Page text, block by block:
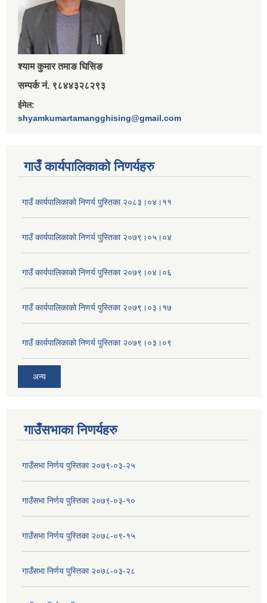
श्‍याम कुमार तमाङ घिसिङ
सम्पर्क नं. ९८४४३२८२९३
ईमेल:
shyamkumartamangghising@gmail.com
गाउँ कार्यपालिकाकाे निणर्यहरु
गाउँ कार्यपालिकाको निणर्य पुस्तिका २०८३।०४।११
गाउँ कार्यपालिकाको निणर्य पुस्तिका २०७९।०५।०४
गाउँ कार्यपालिकाको निणर्य पुस्तिका २०७९।०४।०६
गाउँ कार्यपालिकाको निणर्य पुस्तिका २०७९।०३।१७
गाउँ कार्यपालिकाको निणर्य पुस्तिका २०७९।०३।०९
अन्य
गाउँसभाका निणर्यहरु
गाउँसभा निर्णय पुस्तिका २०७९-०३-२५
गाउँसभा निर्णय पुस्तिका २०७९-०३-१०
गाउँसभा निर्णय पुस्तिका २०७८-०९-१५
गाउँसभा निर्णय पुस्तिका २०७८-०३-२८